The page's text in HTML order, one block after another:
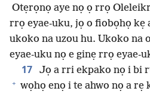
Otẹrọnọ aye nọ ọ rrọ
rrọ eyae-uku, jọ o fiobọhọ kẹ
ukoko na uzou hu. Ukoko na
eyae-uku nọ e ginẹ rrọ eyae-
17 Jọ a rri ekpako nọ i bi
+ wọhọ enọ i te ahwo nọ a rẹ